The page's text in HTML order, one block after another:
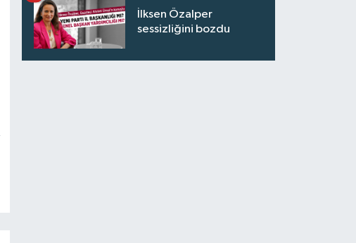
İlksen Özalper
sessizliğini bozdu